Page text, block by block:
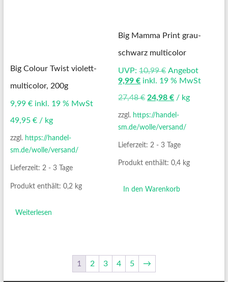
Big Colour Twist violett-
multicolor, 200g
9,99 € inkl. 19 % MwSt
49,95 €/ kg
zzgl. https://handel-
sm.de/wolle/versand/
Lieferzeit: 2 - 3 Tage
Produkt enthält: 0,2 kg
Weiterlesen
Big Mamma Print grau-
schwarz multicolor
UVP: 10,99€ Ursprünglicher
Preis
10,99 €
Angebot
9,99€Aktueller
ist:
9,99 €.
inkl. 19 % MwSt
27,48€ 24,98€ / kg
zzgl. https://handel-
sm.de/wolle/versand/
Lieferzeit:2 - 3 Tage
Produkt enthält: 0,4 kg
In den Warenkorb
1 2 3 4 5 →